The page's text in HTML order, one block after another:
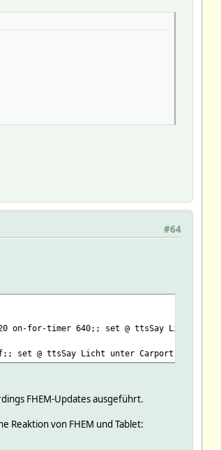
#64
on-for-timer 640;; set @ ttsSay Licht
set @ ttsSay Licht unter Carport
FHEM-Updates ausgeführt.
Reaktion von FHEM und Tablet: